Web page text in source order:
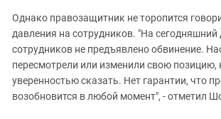
Однако правозащитник не торопится
давления на сотрудников. "На сегодняшний
сотрудников не предъявлено обвинение.
пересмотрели или изменили свою позицию,
уверенностью сказать. Нет гарантии, что
возобновится в любой момент", - отметил